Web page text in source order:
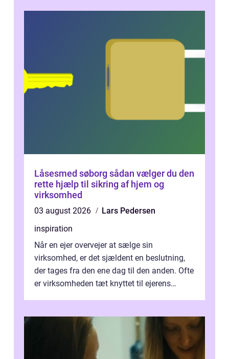
Låsesmed søborg sådan vælger du den
rette hjælp til sikring af hjem og
virksomhed
03 august 2026
Lars Pedersen
inspiration
Når en ejer overvejer at sælge sin
virksomhed, er det sjældent en beslutning,
der tages fra den ene dag til den anden. Ofte
er virksomheden tæt knyttet til ejerens